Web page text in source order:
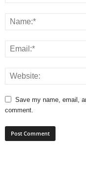
Save my name, email,
comment.